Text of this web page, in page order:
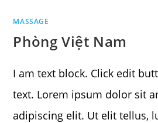
MASSAGE
Phòng Việt Nam
I am text block. Click edit
text. Lorem ipsum dolor sit
adipiscing elit. Ut elit tellus,